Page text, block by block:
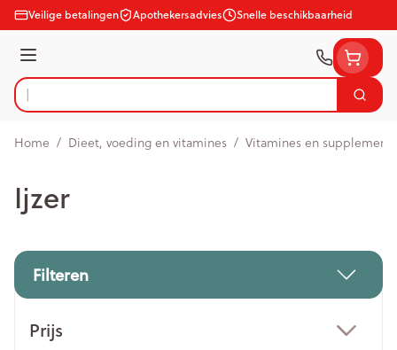
Ga naar de inhoud
Veilige betalingen Apothekersadvies Snelle beschikbaarheid
Menu
Product, merk, categorie...
Zoek
Home / Dieet, voeding en vitamines / Vitamines en
Ijzer
Filteren
Prijs